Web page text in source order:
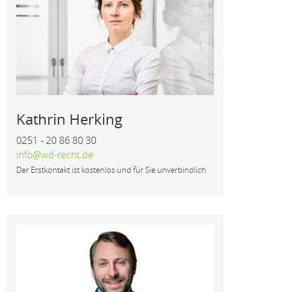
Kathrin Herking
0251 - 20 86 80 30
info@wd-recht.de
Der Erstkontakt ist kostenlos und für Sie unverbindlich